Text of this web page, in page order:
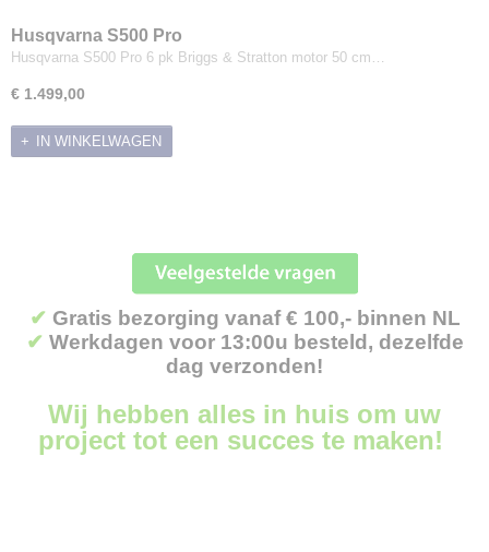
Husqvarna S500 Pro
Husqvarna S500 Pro 6 pk Briggs & Stratton motor 50 cm…
€ 1.499,00
IN WINKELWAGEN
✔ Gratis bezorging vanaf € 100,- binnen NL
✔ Werkdagen voor 13:00u besteld, dezelfde
dag verzonden!
Wij hebben alles in huis om uw
project tot een succes te maken!